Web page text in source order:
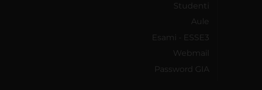
Studenti
Aule
Esami - ESSE3
Webmail
Password GIA